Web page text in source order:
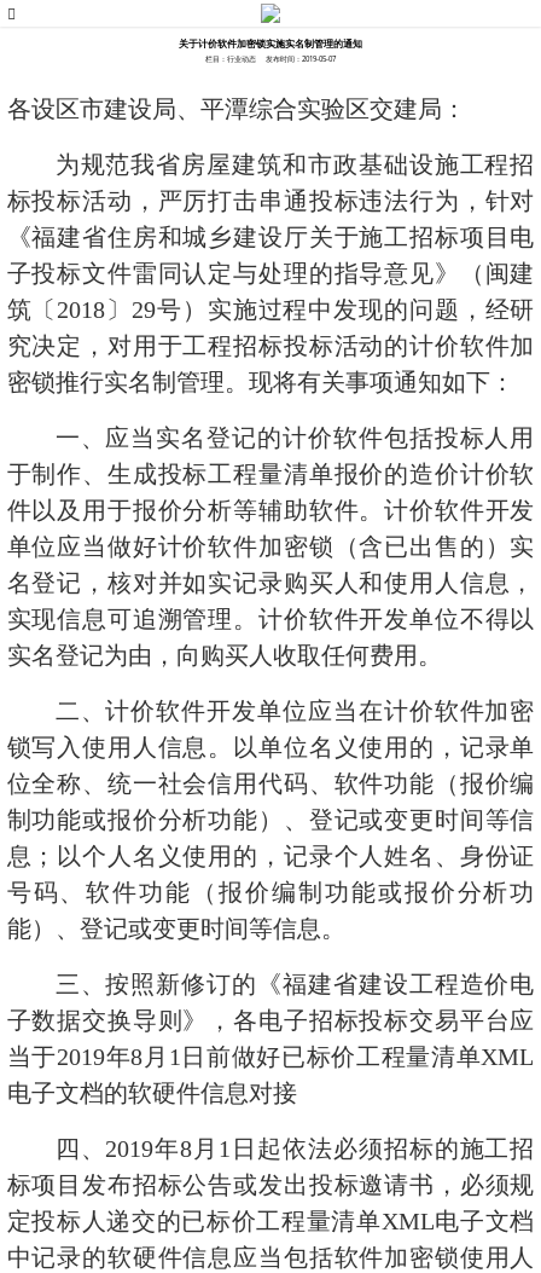
关于计价软件加密锁实施实名制管理的通知
栏目：行业动态 发布时间：2019-05-07
各设区市建设局、平潭综合实验区交建局：
为规范我省房屋建筑和市政基础设施工程招
标投标活动，严厉打击串通投标违法行为，针对
《福建省住房和城乡建设厅关于施工招标项目电
子投标文件雷同认定与处理的指导意见》（闽建
筑〔 2018 〕 29号）实施过程中发现的问题，经研
究决定，对用于工程招标投标活动的计价软件加
密锁推行实名制管理。现将有关事项通知如下：
一、应当实名登记的计价软件包括投标人用
于制作、生成投标工程量清单报价的造价计价软
件以及用于报价分析等辅助软件。计价软件开发
单位应当做好计价软件加密锁（含已出售的）实
名登记，核对并如实记录购买人和使用人信息，
实现信息可追溯管理。计价软件开发单位不得以
实名登记为由，向购买人收取任何费用。
二、计价软件开发单位应当在计价软件加密
锁写入使用人信息。以单位名义使用的，记录单
位全称、统一社会信用代码、软件功能（报价编
制功能或报价分析功能）、登记或变更时间等信
息；以个人名义使用的，记录个人姓名、身份证
号码、软件功能（报价编制功能或报价分析功
能）、登记或变更时间等信息。
三、按照新修订的《福建省建设工程造价电
子数据交换导则》，各电子招标投标交易平台应
当于2019年8 月 1 日前做好已标价工程量清单XML
电子文档的软硬件信息对接
四、 2019年8 月 1 日起依法必须招标的施工招
标项目发布招标公告或发出投标邀请书，必须规
定投标人递交的已标价工程量清单XML电子文档
中记录的软硬件信息应当包括软件加密锁使用人